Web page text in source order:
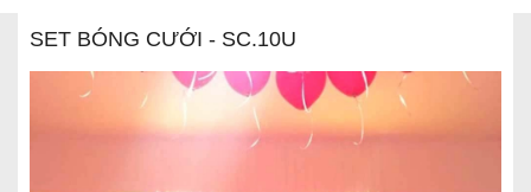
SET BÓNG CƯỚI - SC.10U